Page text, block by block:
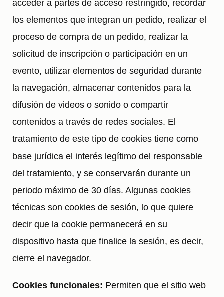
acceder a partes de acceso restringido, recordar
los elementos que integran un pedido, realizar el
proceso de compra de un pedido, realizar la
solicitud de inscripción o participación en un
evento, utilizar elementos de seguridad durante
la navegación, almacenar contenidos para la
difusión de videos o sonido o compartir
contenidos a través de redes sociales. El
tratamiento de este tipo de cookies tiene como
base jurídica el interés legítimo del responsable
del tratamiento, y se conservarán durante un
periodo máximo de 30 días. Algunas cookies
técnicas son cookies de sesión, lo que quiere
decir que la cookie permanecerá en su
dispositivo hasta que finalice la sesión, es decir,
cierre el navegador.
Cookies funcionales: Permiten que el sitio web